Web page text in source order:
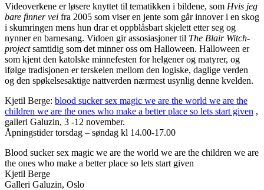
Videoverkene er løsere knyttet til tematikken i bildene, som Hvis jeg
bare finner vei fra 2005 som viser en jente som går innover i en skog
i skumringen mens hun drar et oppblåsbart skjelett etter seg og
nynner en barnesang. Vidoen gir assosiasjoner til The Blair Witch-
projectsamtidig som det minner oss om Halloween. Halloween er
som kjent den katolske minnefesten for helgener og matyrer, og
ifølge tradisjonen er terskelen mellom den logiske, daglige verden
og den spøkelsesaktige nattverden nærmest usynlig denne kvelden.
Kjetil Berge: blood sucker sex magic we are the world we are the
children we are the ones who make a better place so lets start given ,
galleri Galuzin, 3 -12 november.
Åpningstider torsdag – søndag kl 14.00-17.00
Blood sucker sex magic we are the world we are the children we are
the ones who make a better place so lets start given
Kjetil Berge
Galleri Galuzin, Oslo